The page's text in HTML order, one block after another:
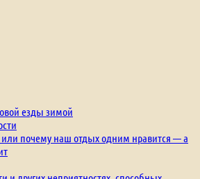
езды зимой
или почему наш отдых одним нравится — а